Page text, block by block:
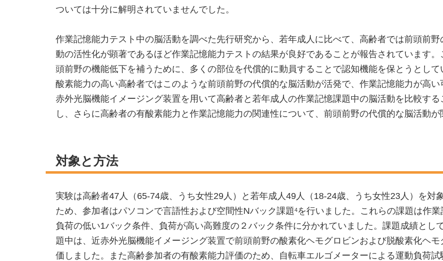
ついては十分に解明されていませんでした。
作業記憶能力テスト中の脳活動を調べた先行研究から、若年成人に比べて、高齢者では前頭前
動の活性化が顕著であるほど作業記憶能力テストの結果が良好であることが報告されています
頭前野の機能低下を補うために、多くの部位を代償的に動員することで認知機能を保とうとし
酸素能力の高い高齢者ではこのような前頭前野の代償的な脳活動が活発で、作業記憶能力が高
赤外光脳機能イメージング装置を用いて高齢者と若年成人の作業記憶課題中の脳活動を比較す
し、さらに高齢者の有酸素能力と作業記憶能力の関連性について、前頭前野の代償的な脳活動が
対象と方法
実験は高齢者47人（65-74歳、うち女性29人）と若年成人49人（18-24歳、うち女性23人）を対
ため、参加者はパソコンで言語性および空間性Nバック課題4を行いました。これらの課題は作
負荷の低い1バック条件、負荷が高い高難度の２バック条件に分かれていました。課題成績とし
題中は、近赤外光脳機能イメージング装置で前頭前野の酸素化ヘモグロビンおよび脱酸素化ヘ
価しました。また高齢参加者の有酸素能力評価のため、自転車エルゴメーターによる運動負荷